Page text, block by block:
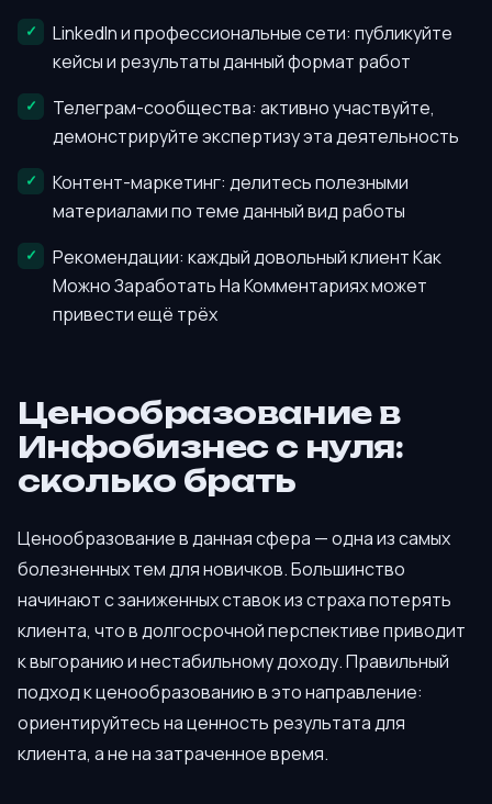
LinkedIn и профессиональные сети: публикуйте
кейсы и результаты данный формат работ
Телеграм-сообщества: активно участвуйте,
демонстрируйте экспертизу эта деятельность
Контент-маркетинг: делитесь полезными
материалами по теме данный вид работы
Рекомендации: каждый довольный клиент Как
Можно Заработать На Комментариях может
привести ещё трёх
Ценообразование в
Инфобизнес с нуля:
сколько брать
Ценообразование в данная сфера — одна из самых
болезненных тем для новичков. Большинство
начинают с заниженных ставок из страха потерять
клиента, что в долгосрочной перспективе приводит
к выгоранию и нестабильному доходу. Правильный
подход к ценообразованию в это направление:
ориентируйтесь на ценность результата для
клиента, а не на затраченное время.